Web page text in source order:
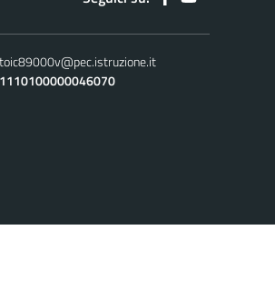
toic89000v@pec.istruzione.it